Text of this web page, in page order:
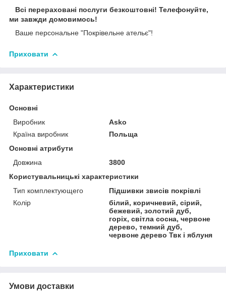
Всі перераховані послуги безкоштовні! Телефонуйте,
ми завжди домовимось!
Ваше персональне "Покрівельне ательє"!
Приховати
Характеристики
Основні
Виробник
Asko
Країна виробник
Польща
Основні атрибути
Довжина
3800
Користувальницькі характеристики
Тип комплектующего
Підшивки звисів покрівлі
Колір
білий, коричневий, сірий,
бежевий, золотий дуб,
горіх, світла сосна, червоне
дерево, темний дуб,
червоне дерево Твк і яблуня
Приховати
Умови доставки